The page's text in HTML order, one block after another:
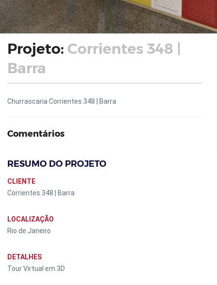
Projeto: Corrientes 348 |
Barra
Churrascaria Corrientes 348 | Barra
Comentários
RESUMO DO PROJETO
CLIENTE
Corrientes 348 | Barra
LOCALIZAÇÃO
Rio de Janeiro
DETALHES
Tour Virtual em 3D